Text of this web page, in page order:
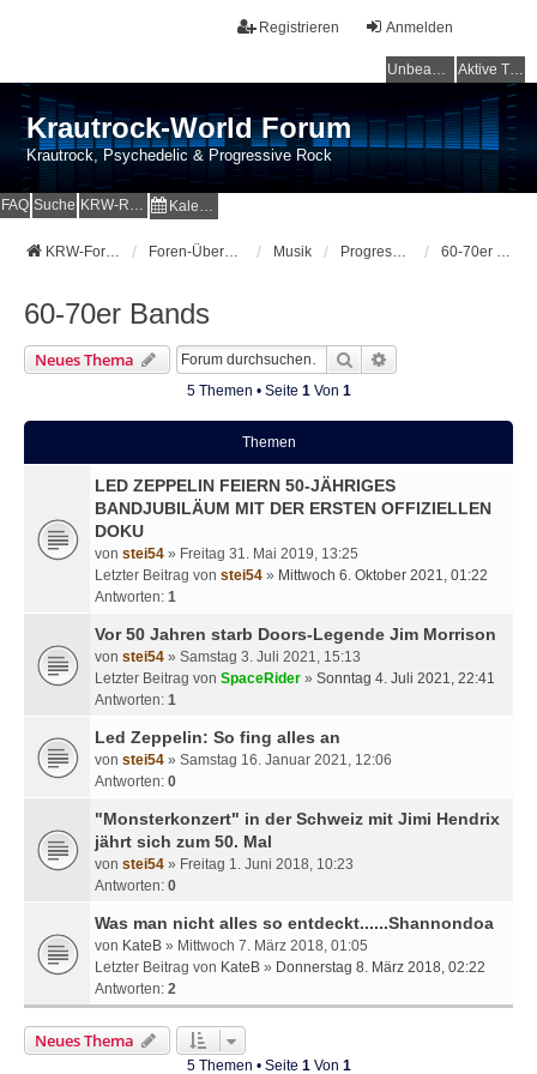
Anmelden
Registrieren
Unbeantwortete Themen Aktive Themen
Krautrock-World Forum
Krautrock, Psychedelic & Progressive Rock
FAQ Suche KRW-Radio Kalender
KRW-Forum Foren-Übersicht Musik Progressive, Psychedelic, Blues und Rock 60-70er Bands
60-70er Bands
Neues Thema Suche
5 Themen • Seite 1Von 1
Themen
LED ZEPPELIN FEIERN 50-JÄHRIGES
BANDJUBILÄUM MIT DER ERSTEN OFFIZIELLEN
DOKU
von stei54 » Freitag 31. Mai 2019, 13:25
Letzter Beitrag von stei54 » Mittwoch 6. Oktober 2021, 01:22
Antworten: 1
Vor 50 Jahren starb Doors-Legende Jim Morrison
von stei54 » Samstag 3. Juli 2021, 15:13
Letzter Beitrag von SpaceRider » Sonntag 4. Juli 2021, 22:41
Antworten: 1
Led Zeppelin: So fing alles an
von stei54 » Samstag 16. Januar 2021, 12:06
Antworten: 0
"Monsterkonzert" in der Schweiz mit Jimi Hendrix
jährt sich zum 50. Mal
von stei54 » Freitag 1. Juni 2018, 10:23
Antworten: 0
Was man nicht alles so entdeckt......Shannondoa
von KateB » Mittwoch 7. März 2018, 01:05
Letzter Beitrag von KateB » Donnerstag 8. März 2018, 02:22
Antworten: 2
Neues Thema
5 Themen • Seite 1Von 1